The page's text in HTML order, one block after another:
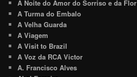
A Noite do Amor do Sorriso e da Flor
A Turma do Embalo
A Velha Guarda
A Viagem
A Visit to Brazil
A Voz da RCA Victor
A. Francisco Alves